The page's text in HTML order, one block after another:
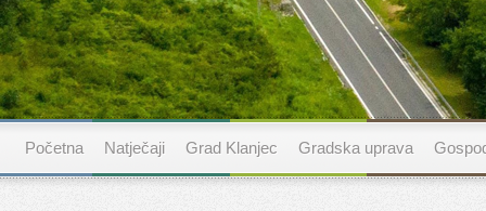
Početna Natječaji Grad Klanjec Gradska uprava